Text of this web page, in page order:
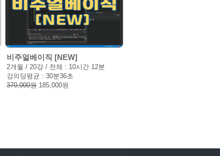
비주얼베이직 [NEW]
2개월 / 20강 / 전체 : 10시간 12분
강의당평균 : 30분36초
370,000원 185,000원